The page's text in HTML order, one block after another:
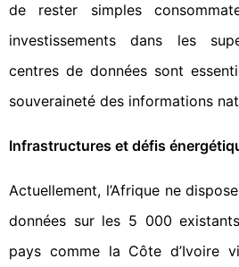
de rester simples
investissements dans les
centres de données sont
souveraineté des informations
Infrastructures et défis
Actuellement, l’Afrique ne
données sur les 5 000
pays comme la Côte d’Ivoire